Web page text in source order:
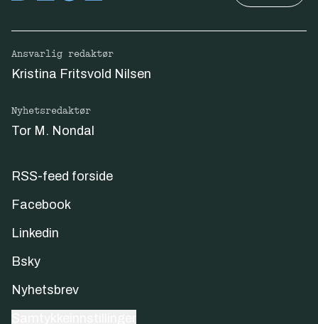
Ansvarlig redaktør
Kristina Fritsvold Nilsen
Nyhetsredaktør
Tor M. Nondal
RSS-feed forside
Facebook
Linkedin
Bsky
Nyhetsbrev